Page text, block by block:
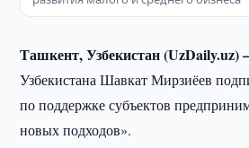
Ташкент, Узбекистан
Узбекистана Шавкат Мирзиёев
по поддержке субъектов
новых подходов».